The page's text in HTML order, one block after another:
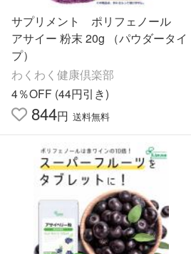
サプリメント ポリフェノール
アサイー 粉末 20g （パウダータイ
プ）
わくわく健康倶楽部
4％OFF (44円引き)
844円 送料無料